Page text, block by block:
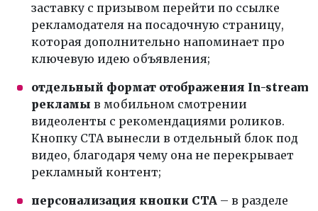
заставку с призывом перейти по ссылке
рекламодателя на посадочную страницу,
которая дополнительно напоминает про
ключевую идею объявления;
отдельный формат отображения In-stream
рекламы в мобильном смотрении
видеоленты с рекомендациями роликов.
Кнопку CTA вынесли в отдельный блок под
видео, благодаря чему она не перекрывает
рекламный контент;
персонализация кнопки CTA – в разделе